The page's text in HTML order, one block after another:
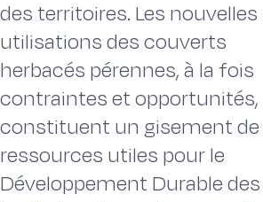
des territoires. Les nouvelles
utilisations des couverts
herbacés pérennes, à la fois
contraintes et opportunités,
constituent un gisement de
ressources utiles pour le
Développement Durable des